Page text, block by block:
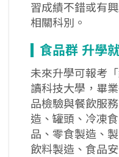
習成績不錯或有
相關科別。
食品群 升學
未來升學可報考
讀科技大學，畢
品檢驗與餐飲服
造、罐頭、冷凍
品、零食製造、
飲料製造、食品